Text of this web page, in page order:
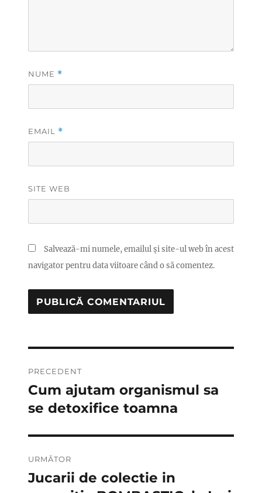
NUME *
EMAIL *
SITE WEB
Salvează-mi numele, emailul și site-ul web în acest
navigator pentru data viitoare când o să comentez.
în
articole
PRECEDENT
Articolul
anterior:
Cum ajutam organismul sa
se detoxifice toamna
URMĂTOR
Articolul
Jucarii de colectie in